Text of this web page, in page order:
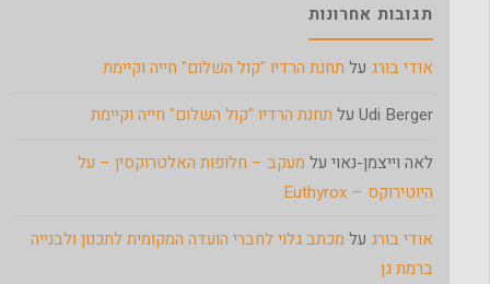
תגובות אחרונות
אודי בורג על תחנת הרדיו "קול השלום" חייה וקיימת
Udi Berger על תחנת הרדיו "קול השלום" חייה וקיימת
לאה וייצמן-נאוי על מעקב – חלופות האלטרוקסין – על
היוטירוקס – Euthyrox
אודי בורג על מכתב גלוי לחברי הועדה המקומית לתכנון ולבנייה
ברמת גן